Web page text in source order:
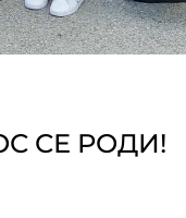
СЕ РОДИ!